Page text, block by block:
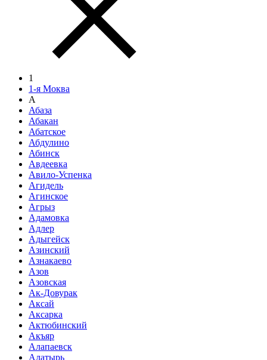
1
1-я Моква
А
Абаза
Абакан
Абатское
Абдулино
Абинск
Авдеевка
Авило-Успенка
Агидель
Агинское
Агрыз
Адамовка
Адлер
Адыгейск
Азинский
Азнакаево
Азов
Азовская
Ак-Довурак
Аксай
Аксарка
Актюбинский
Акъяр
Алапаевск
Алатырь